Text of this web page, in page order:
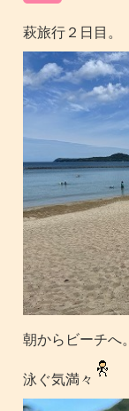
萩旅行２日目。
朝からビーチへ。
泳ぐ気満々